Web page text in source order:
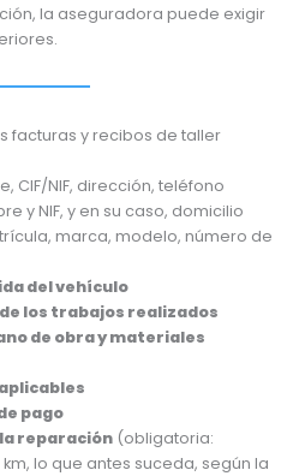
la aseguradora puede exigir
facturas y recibos de taller
CIF/NIF, dirección, teléfono
y NIF, y en su caso, domicilio
marca, modelo, número de
del vehículo
los trabajos realizados
de obra y materiales
pago
reparación (obligatoria:
lo que antes suceda, según la